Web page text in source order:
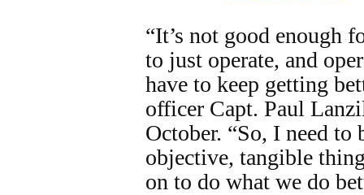
“It’s not good enough
to just operate, and
have to keep getting
officer Capt. Paul
October. “So, I need to
objective, tangible
on to do what we do